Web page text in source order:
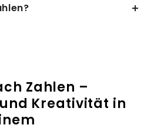
Zahlen –
Kreativität in